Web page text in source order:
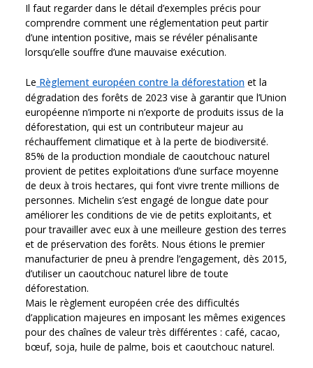
Il faut regarder dans le détail d’exemples précis pour
comprendre comment une réglementation peut partir
d’une intention positive, mais se révéler pénalisante
lorsqu’elle souffre d’une mauvaise exécution.
Le Règlement européen contre la déforestation et la
dégradation des forêts de 2023 vise à garantir que l’Union
européenne n’importe ni n’exporte de produits issus de la
déforestation, qui est un contributeur majeur au
réchauffement climatique et à la perte de biodiversité.
85% de la production mondiale de caoutchouc naturel
provient de petites exploitations d’une surface moyenne
de deux à trois hectares, qui font vivre trente millions de
personnes. Michelin s’est engagé de longue date pour
améliorer les conditions de vie de petits exploitants, et
pour travailler avec eux à une meilleure gestion des terres
et de préservation des forêts. Nous étions le premier
manufacturier de pneu à prendre l’engagement, dès 2015,
d’utiliser un caoutchouc naturel libre de toute
déforestation.
Mais le règlement européen crée des difficultés
d’application majeures en imposant les mêmes exigences
pour des chaînes de valeur très différentes : café, cacao,
bœuf, soja, huile de palme, bois et caoutchouc naturel.